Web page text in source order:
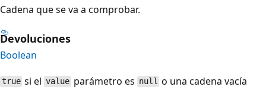
Cadena que se va a comprobar.
Devoluciones
Boolean
true si elvalueparámetro es null o una cadena vacía